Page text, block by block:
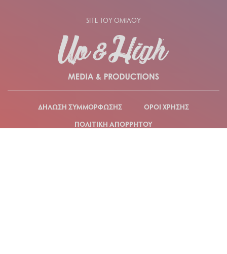
SITE ΤΟΥ ΟΜΙΛΟΥ
ΔΗΛΩΣΗ ΣΥΜΜΟΡΦΩΣΗΣ
ΟΡΟΙ ΧΡΗΣΗΣ
ΠΟΛΙΤΙΚΗ ΑΠΟΡΡΗΤΟΥ